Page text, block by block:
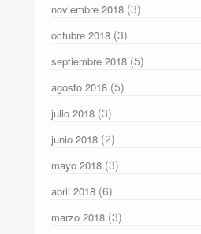
noviembre 2018 (3)
octubre 2018 (3)
septiembre 2018 (5)
agosto 2018 (5)
julio 2018 (3)
junio 2018 (2)
mayo 2018 (3)
abril 2018 (6)
marzo 2018 (3)